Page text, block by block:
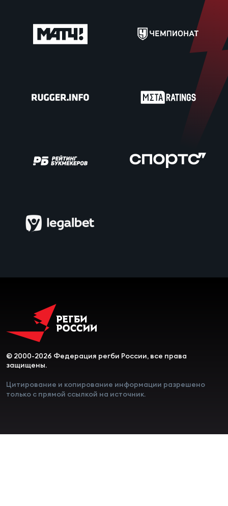
© 2000-2026 Федерация регби России, все права
защищены.
Цитирование и копирование информации разрешено
только с прямой ссылкой на источник.